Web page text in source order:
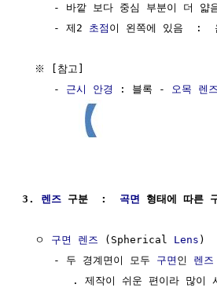
- 바깥 보다 중심 부분이 더 얇
     - 제2
초점 이 왼쪽에 있음  :
  ※ [참고]
     -
근시 안경 : 블록 - 오목 렌즈
3. 렌즈 구분  : 곡면 형태에 따른
  ㅇ
구면 렌즈 (Spherical Lens )
     - 두 경계면이 모두
구면 인 렌즈
. 제작이 쉬운 편이라 많이